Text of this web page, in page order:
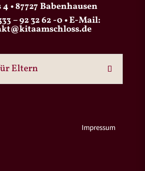
4 • 87727 Babenhausen
– 92 32 62 -0• E-Mail:
Eltern
Impressum